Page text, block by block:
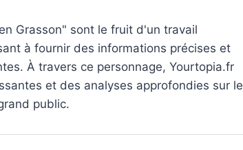
Grasson" sont le fruit d'un travail
à fournir des informations précises et
À travers ce personnage, Yourtopia.fr
et des analyses approfondies sur le
public.